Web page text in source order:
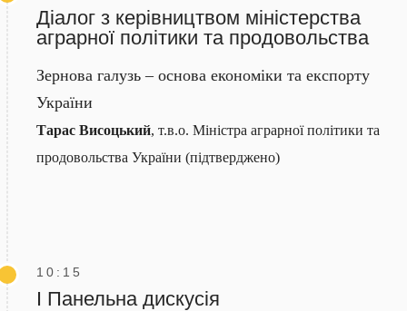
Діалог з керівництвом міністерства
аграрної політики та продовольства
Зернова галузь – основа економіки та експорту
України
Тарас Висоцький, т.в.о. Міністра аграрної політики та
продовольства України (підтверджено)
10:15
І Панельна дискусія